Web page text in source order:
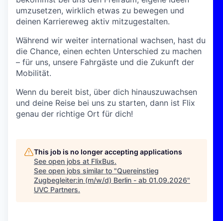
umzusetzen, wirklich etwas zu bewegen und
deinen Karriereweg aktiv mitzugestalten.
Während wir weiter international wachsen, hast du
die Chance, einen echten Unterschied zu machen
– für uns, unsere Fahrgäste und die Zukunft der
Mobilität.
Wenn du bereit bist, über dich hinauszuwachsen
und deine Reise bei uns zu starten, dann ist Flix
genau der richtige Ort für dich!
This job is no longer accepting applications
See open jobs at FlixBus.
See open jobs similar to "Quereinstieg
Zugbegleiter:in (m/w/d) Berlin - ab 01.09.2026"
UVC Partners.